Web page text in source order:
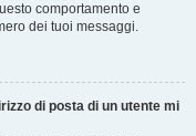
comportamento e
dei tuoi messaggi.
di posta di un utente mi